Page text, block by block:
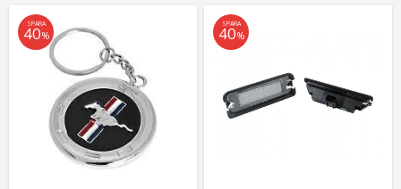
SPARA
40%
SPARA
40%